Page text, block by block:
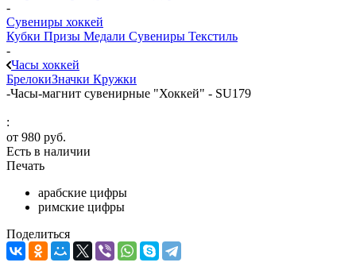
-
Сувениры хоккей
Кубки Призы Медали Сувениры Текстиль
-
Часы хоккей
БрелокиЗначки Кружки
-Часы-магнит сувенирные "Хоккей" - SU179
:
от 980 руб.
Есть в наличии
Печать
арабские цифры
римские цифры
Поделиться